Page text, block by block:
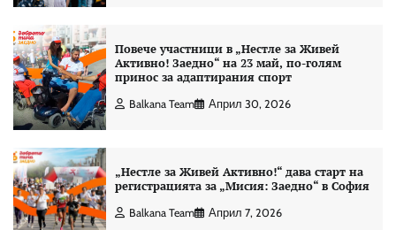
Повече участници в „Нестле за Живей
Активно! Заедно“ на 23 май, по-голям
принос за адаптирания спорт
Balkana Team Април 30, 2026
„Нестле за Живей Активно!“ дава старт на
регистрацията за „Мисия: Заедно“ в София
Balkana Team Април 7, 2026